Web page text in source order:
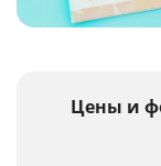
Магазин
Цены и